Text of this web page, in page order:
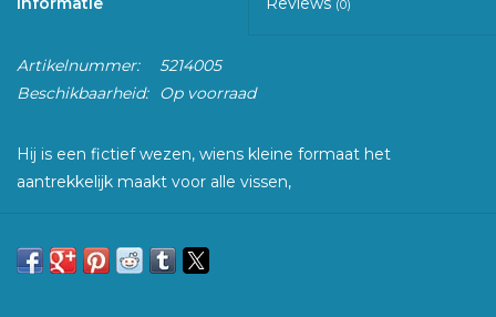
(0)
Artikelnummer:
5214005
Beschikbaarheid:
Op voorraad
Hij is een fictief wezen, wiens kleine formaat het
aantrekkelijk maakt voor alle vissen,
die zijn bijzondere beweging waarderen,